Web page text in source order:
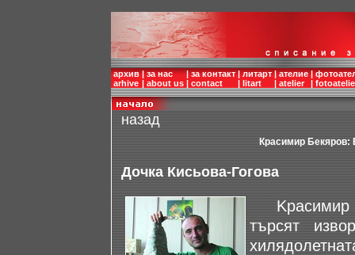
архив
arhive
|
|
за нас
about us
|
|
за контакт
contact
|
|
литарт
litart
|
|
ателие
atelier
|
|
назад
Красимир Бекяров:
Дочка Кисьова-Гогова
Kрасимир
търсят